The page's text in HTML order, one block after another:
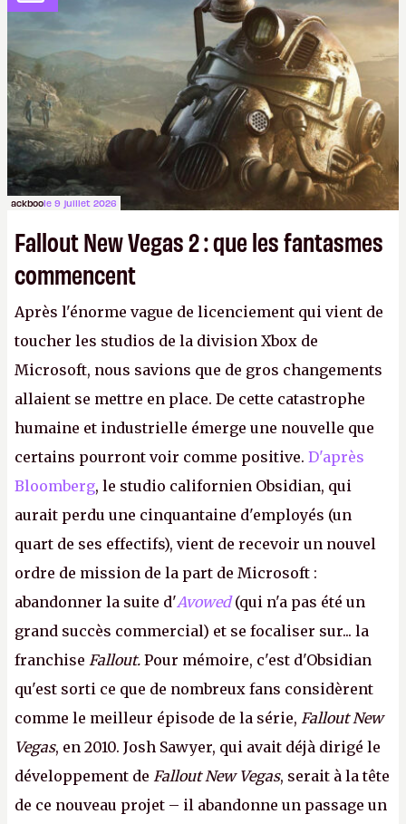
ackboole 9 juillet 2026
Fallout New Vegas 2 : que les fantasmes
commencent
Après l'énorme vague de licenciement qui vient de
toucher les studios de la division Xbox de
Microsoft, nous savions que de gros changements
allaient se mettre en place. De cette catastrophe
humaine et industrielle émerge une nouvelle que
certains pourront voir comme positive. D'après
Bloomberg, le studio californien Obsidian, qui
aurait perdu une cinquantaine d'employés (un
quart de ses effectifs), vient de recevoir un nouvel
ordre de mission de la part de Microsoft :
abandonner la suite d'Avowed(qui n'a pas été un
grand succès commercial) et se focaliser sur... la
franchise Fallout. Pour mémoire, c'est d'Obsidian
qu'est sorti ce que de nombreux fans considèrent
comme le meilleur épisode de la série, Fallout New
Vegas, en 2010. Josh Sawyer, qui avait déjà dirigé le
développement de Fallout New Vegas, serait à la tête
de ce nouveau projet – il abandonne un passage un